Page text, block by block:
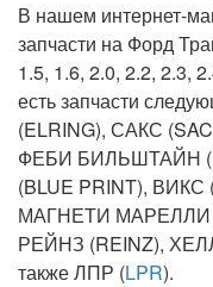
В нашем интернет-
запчасти на Форд
1.5, 1.6, 2.0, 2.2, 2.3,
есть запчасти
(ELRING), САКС
ФЕБИ БИЛЬШТАЙН
(BLUE PRINT), ВИКС
МАГНЕТИ МАРЕЛЛИ
РЕЙНЗ (REINZ),
также ЛПР (LPR).